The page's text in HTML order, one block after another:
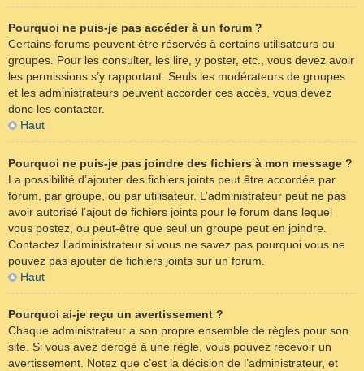
Pourquoi ne puis-je pas accéder à un forum ?
Certains forums peuvent être réservés à certains utilisateurs ou
groupes. Pour les consulter, les lire, y poster, etc., vous devez avoir
les permissions s’y rapportant. Seuls les modérateurs de groupes
et les administrateurs peuvent accorder ces accès, vous devez
donc les contacter.
Haut
Pourquoi ne puis-je pas joindre des fichiers à mon message ?
La possibilité d’ajouter des fichiers joints peut être accordée par
forum, par groupe, ou par utilisateur. L’administrateur peut ne pas
avoir autorisé l’ajout de fichiers joints pour le forum dans lequel
vous postez, ou peut-être que seul un groupe peut en joindre.
Contactez l’administrateur si vous ne savez pas pourquoi vous ne
pouvez pas ajouter de fichiers joints sur un forum.
Haut
Pourquoi ai-je reçu un avertissement ?
Chaque administrateur a son propre ensemble de règles pour son
site. Si vous avez dérogé à une règle, vous pouvez recevoir un
avertissement. Notez que c’est la décision de l’administrateur, et